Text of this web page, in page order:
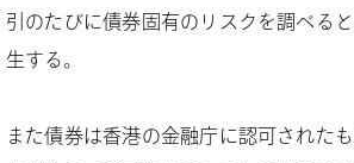
引のたびに債券固有のリスクを調べる
生する。
また債券は香港の金融庁に認可された